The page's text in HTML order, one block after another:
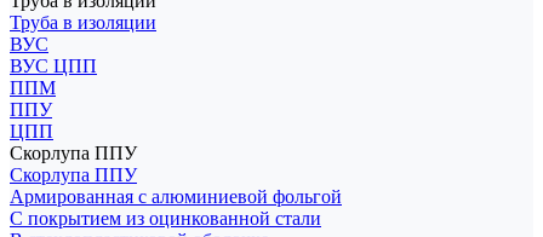
Труба в изоляции
ВУС
ВУС ЦПП
ППМ
ППУ
ЦПП
Скорлупа ППУ
Скорлупа ППУ
Армированная с алюминиевой фольгой
С покрытием из оцинкованной стали